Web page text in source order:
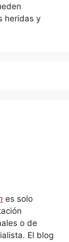
heridas y
es solo
o de
El blog